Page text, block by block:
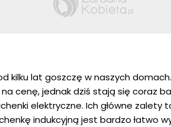
kilku lat goszczę w naszych
cenę, jednak dziś stają się coraz
elektryczne. Ich główne
indukcyjną jest bardzo łatwo